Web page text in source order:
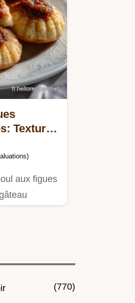
Texture
aux figues
(770)